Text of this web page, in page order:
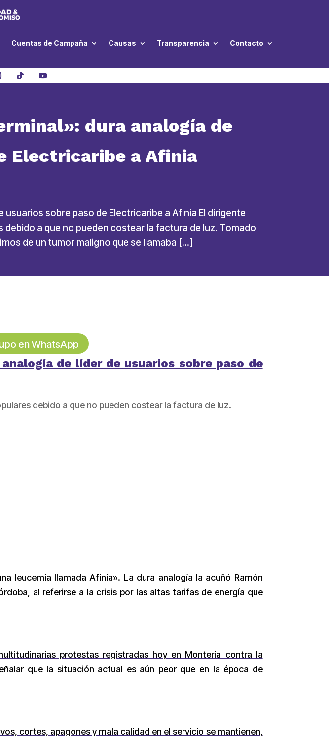
Cuentas de Campaña Causas Transparencia Contacto
dura analogía de
Electricaribe a Afinia
sobre paso de Electricaribe a Afinia El dirigente
a que no pueden costear la factura de luz. Tomado
de un tumor maligno que se llamaba […]
en WhatsApp
de líder de usuarios sobre paso de
debido a que no pueden costear la factura de luz.
leucemia llamada Afinia». La dura analogía la acuñó Ramón
al referirse a la crisis por las altas tarifas de energía que
protestas registradas hoy en Montería contra la
que la situación actual es aún peor que en la época de
cortes, apagones y mala calidad en el servicio se mantienen,